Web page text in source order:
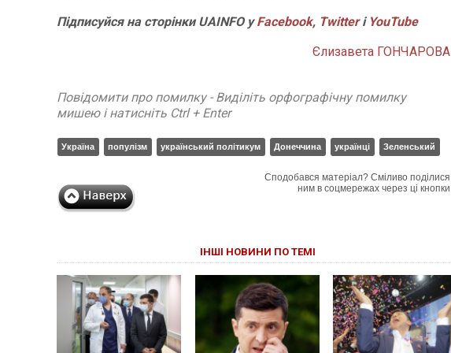
Підписуйся на сторінки UAINFO уFacebook, Twitterі YouTube
Єлизавета ГОНЧАРОВА
Повідомити про помилку - Виділіть орфографічну помилку
мишею і натисніть Ctrl + Enter
Україна популізм український політикум Донеччина українці Зеленський
Сподобався матеріал? Сміливо поділися
ним в соцмережах через ці кнопки
ІНШІ НОВИНИ ПО ТЕМІ